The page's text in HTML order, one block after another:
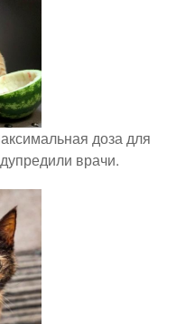
доза для
врачи.